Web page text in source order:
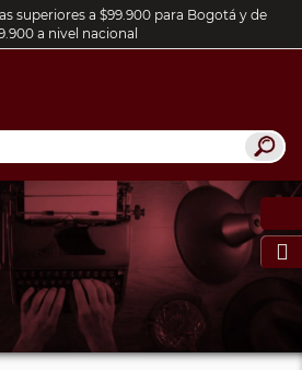
superiores a $99.900 para Bogotá y de
a nivel nacional
